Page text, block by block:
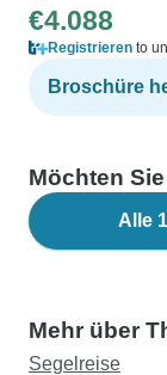
€4.088
Registrieren to
Broschüre
Möchten
Alle
Mehr über
Segelreise